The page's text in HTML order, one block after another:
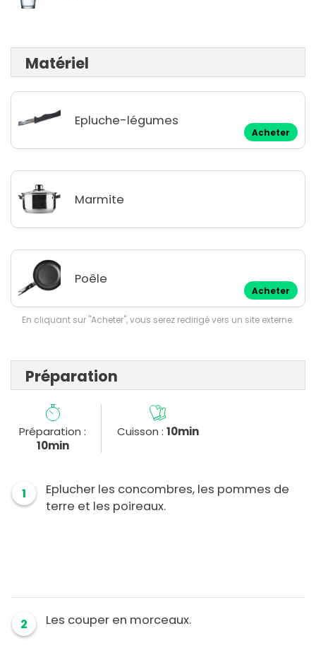
Matériel
Epluche-légumes
Acheter
Marmite
Poêle
Acheter
En cliquant sur "Acheter", vous serez redirigé vers un site externe.
Préparation
Préparation :
10min
Cuisson : 10min
1
Eplucher les concombres, les pommes de
terre et les poireaux.
2 Les couper en morceaux.